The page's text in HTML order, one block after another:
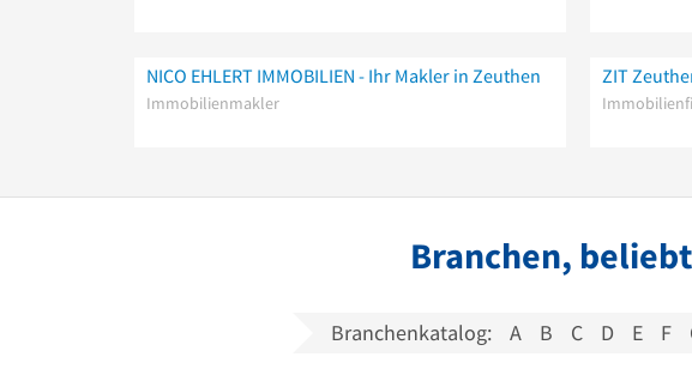
NICO EHLERT IMMOBILIEN - Ihr Makler in Zeuthen
Immobilienmakler
ZIT
Branchen,
Branchenkatalog: A B C D E F